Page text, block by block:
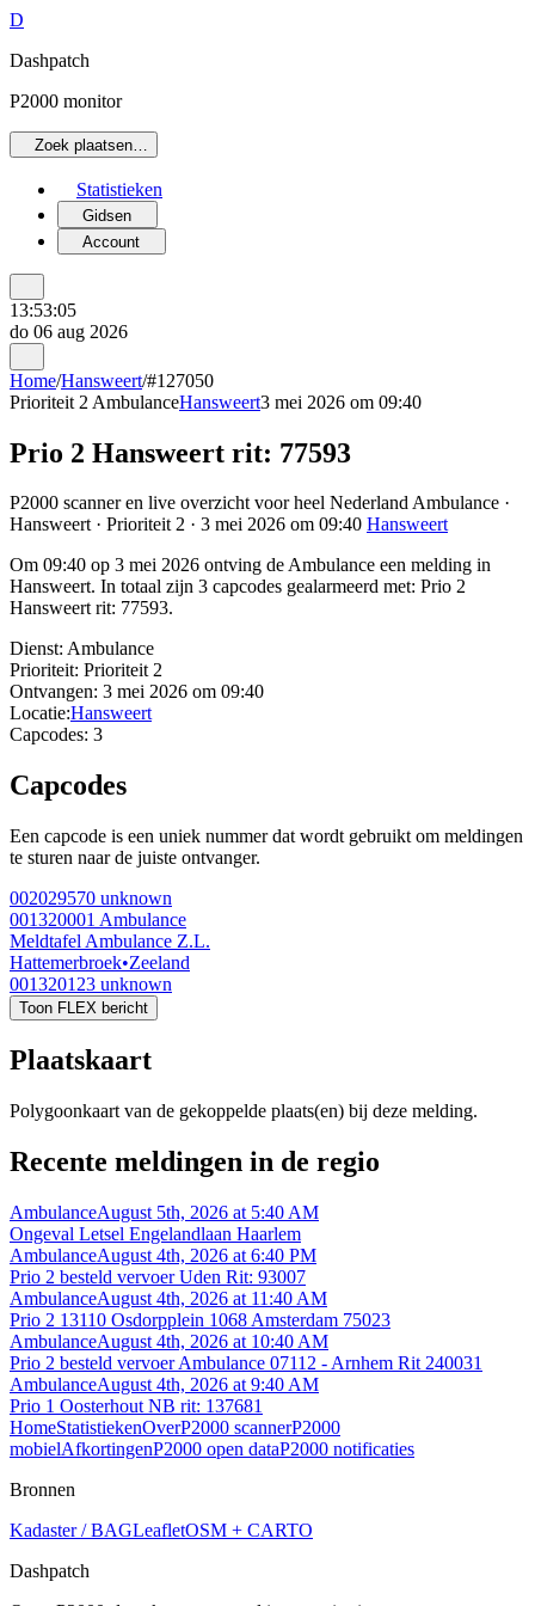
D
Dashpatch
P2000 monitor
Zoek plaatsen…
Statistieken
Gidsen
Account
13:53:05
do 06 aug 2026
Home/Hansweert/#127050
Prioriteit 2 AmbulanceHansweert3 mei 2026 om 09:40
Prio 2 Hansweert rit: 77593
P2000 scanner en live overzicht voor heel Nederland Ambulance ·
Hansweert · Prioriteit 2 · 3 mei 2026 om 09:40 Hansweert
Om 09:40 op 3 mei 2026 ontving de Ambulance een melding in
Hansweert. In totaal zijn 3 capcodes gealarmeerd met: Prio 2
Hansweert rit: 77593.
Dienst: Ambulance
Prioriteit: Prioriteit 2
Ontvangen: 3 mei 2026 om 09:40
Locatie:Hansweert
Capcodes: 3
Capcodes
Een capcode is een uniek nummer dat wordt gebruikt om meldingen
te sturen naar de juiste ontvanger.
002029570 unknown
001320001 Ambulance
Meldtafel Ambulance Z.L.
Hattemerbroek•Zeeland
001320123 unknown
Toon FLEX bericht
Plaatskaart
Polygoonkaart van de gekoppelde plaats(en) bij deze melding.
Recente meldingen in de regio
AmbulanceAugust 5th, 2026 at 5:40 AM
Ongeval Letsel Engelandlaan Haarlem
AmbulanceAugust 4th, 2026 at 6:40 PM
Prio 2 besteld vervoer Uden Rit: 93007
AmbulanceAugust 4th, 2026 at 11:40 AM
Prio 2 13110 Osdorpplein 1068 Amsterdam 75023
AmbulanceAugust 4th, 2026 at 10:40 AM
Prio 2 besteld vervoer Ambulance 07112 - Arnhem Rit 240031
AmbulanceAugust 4th, 2026 at 9:40 AM
Prio 1 Oosterhout NB rit: 137681
HomeStatistiekenOverP2000 scannerP2000
mobielAfkortingenP2000 open dataP2000 notificaties
Bronnen
Kadaster / BAGLeafletOSM + CARTO
Dashpatch